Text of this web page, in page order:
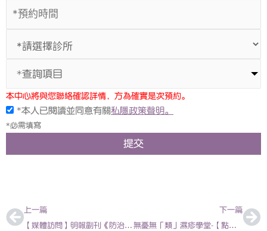
*查詢項目
本中心將與您聯絡確認詳情，方為確實是次預約。
*本人已閱讀並同意有關私隱政策聲明。
*必需填寫
提交
上一篇
【媒體訪問】明報副刊《防治日本腦炎》2021-05-26 | 徐梓筠 – 兒科專科醫生
下一篇
無憂無「類」濕疹學堂-【點止小兒科：小朋友無啦啦搖頭可能係濕疹徵兆？】- 陳亦俊 兒科專科醫生